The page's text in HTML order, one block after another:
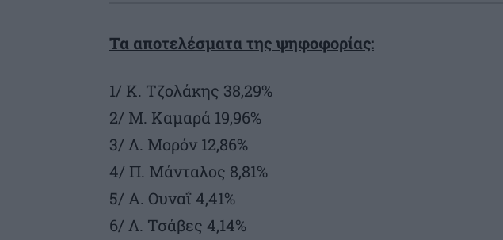
Τα αποτελέσματα της ψηφοφορίας:
1/ Κ. Τζολάκης 38,29%
2/ Μ. Καμαρά 19,96%
3/ Λ. Μορόν 12,86%
4/ Π. Μάνταλος 8,81%
5/ Α. Ουναΐ 4,41%
6/ Λ. Τσάβες 4,14%